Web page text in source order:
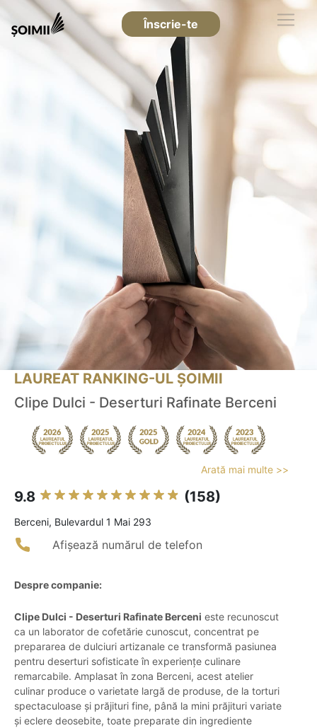
Înscrie-te
LAUREAT RANKING-UL ȘOIMII
Clipe Dulci - Deserturi Rafinate Berceni
Arată mai multe >>
9.8 (158)
Berceni, Bulevardul 1 Mai 293
Afișează numărul de telefon
Despre companie:
Clipe Dulci - Deserturi Rafinate Berceni este recunoscut
ca un laborator de cofetărie cunoscut, concentrat pe
prepararea de dulciuri artizanale ce transformă pasiunea
pentru deserturi sofisticate în experiențe culinare
remarcabile. Amplasat în zona Berceni, acest atelier
culinar produce o varietate largă de produse, de la torturi
spectaculoase și prăjituri fine, până la mini prăjituri variate
și eclere deosebite, toate preparate din ingrediente